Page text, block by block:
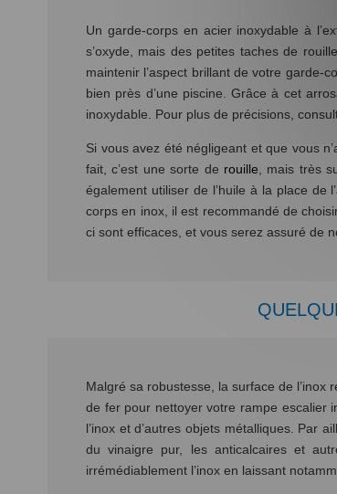
Un garde-corps en acier inoxydable à
s’oxyde, mais des petites taches de
maintenir l’aspect brillant de votre garde-
bien près d’une piscine. Grâce à cet
inoxydable. Pour plus de précisions,
Si vous avez été négligeant et que vous
fait, c’est une sorte de rouille , mais très
également utiliser de l’huile à la place de
corps en inox, il est recommandé de
ci sont efficaces, et vous serez assuré de
Malgré sa robustesse, la surface de l’inox
de fer pour nettoyer votre rampe escalier
l’inox et d’autres objets métalliques. Par
du vinaigre pur, les anticalcaires et
irrémédiablement l’inox en laissant